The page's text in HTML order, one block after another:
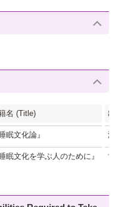
名 (Title)
睡眠文化論』
睡眠文化を学ぶ人のために』